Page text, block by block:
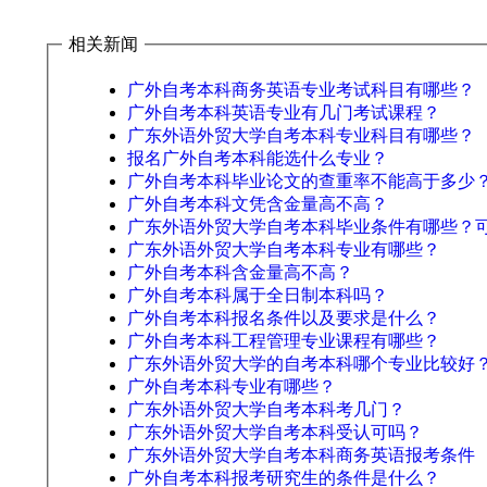
相关新闻
广外自考本科商务英语专业考试科目有哪些？
广外自考本科英语专业有几门考试课程？
广东外语外贸大学自考本科专业科目有哪些？
报名广外自考本科能选什么专业？
广外自考本科毕业论文的查重率不能高于多少？
广外自考本科文凭含金量高不高？
广东外语外贸大学自考本科毕业条件有哪些？
广东外语外贸大学自考本科专业有哪些？
广外自考本科含金量高不高？
广外自考本科属于全日制本科吗？
广外自考本科报名条件以及要求是什么？
广外自考本科工程管理专业课程有哪些？
广东外语外贸大学的自考本科哪个专业比较好？
广外自考本科专业有哪些？
广东外语外贸大学自考本科考几门？
广东外语外贸大学自考本科受认可吗？
广东外语外贸大学自考本科商务英语报考条件
广外自考本科报考研究生的条件是什么？